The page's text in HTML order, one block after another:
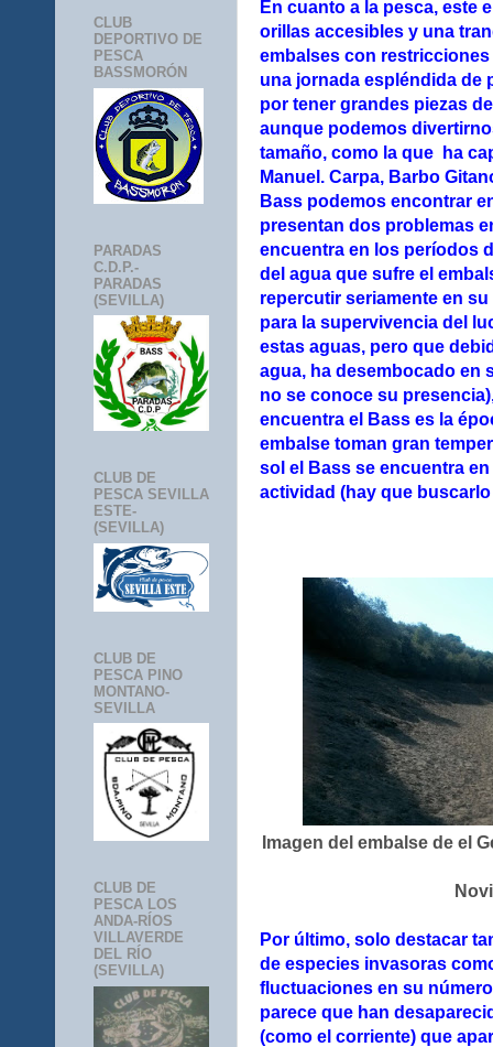
En cuanto a la pesca, este
orillas accesibles y una
embalses con
una jornada espléndida de
por tener grandes piezas
aunque podemos
tamaño, como la que ha
Manuel. Carpa, Barbo
Bass podemos encontrar
presentan dos problemas
encuentra en los períodos
del agua que sufre el
repercutir seriamente en
para la supervivencia del
estas aguas, pero que
agua, ha desembocado en
no se conoce su
encuentra el Bass es la
embalse toman gran
sol el Bass se encuentra
actividad (hay que
Imagen del embalse de el
Por último, solo destacar
de especies invasoras
fluctuaciones en su
parece que han
(como el corriente) que
CLUB
DEPORTIVO DE
PESCA
BASSMORÓN
PARADAS
C.D.P.-
PARADAS
(SEVILLA)
CLUB DE
PESCA SEVILLA
ESTE-
(SEVILLA)
CLUB DE
PESCA PINO
MONTANO-
SEVILLA
CLUB DE
PESCA LOS
ANDA-RÍOS
VILLAVERDE
DEL RÍO
(SEVILLA)